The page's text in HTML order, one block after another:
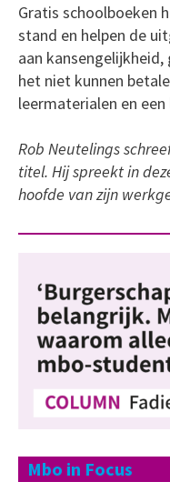
Gratis schoolboeken
stand en helpen de
aan
het niet kunnen
leermaterialen en
Rob Neutelings
titel. Hij spreekt in
hoofde van zijn
Mbo in Focus